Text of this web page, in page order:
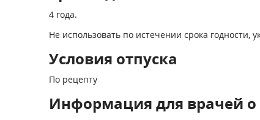
4 года.
Не использовать по истечении срока годности,
Условия отпуска
По рецепту
Информация для врачей